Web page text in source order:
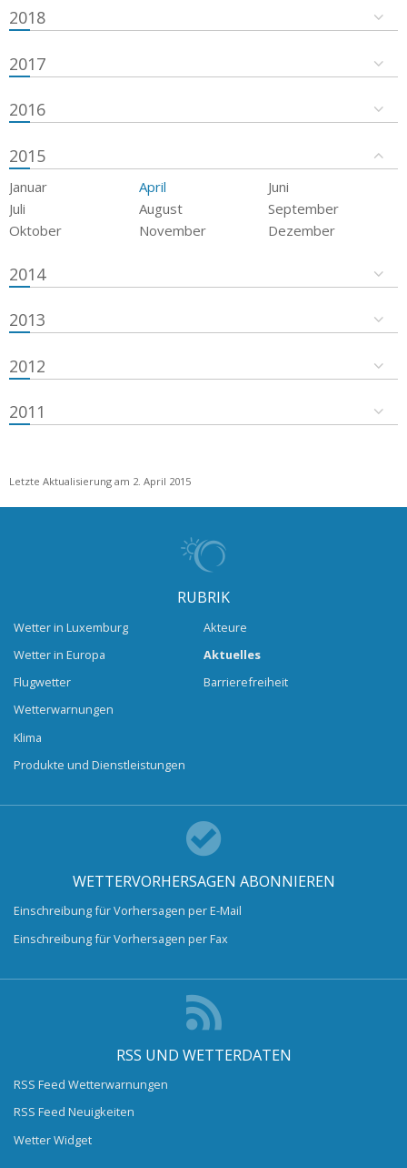
2018
2017
2016
2015
Januar April
Juni
Juli
August
September
Oktober
November Dezember
2014
2013
2012
2011
Letzte Aktualisierung am 2. April 2015
RUBRIK
Wetter in Luxemburg
Wetter in Europa
Flugwetter
Wetterwarnungen
Klima
Produkte und Dienstleistungen
Akteure
Aktuelles
Barrierefreiheit
WETTERVORHERSAGEN ABONNIEREN
Einschreibung für Vorhersagen per E-Mail
Einschreibung für Vorhersagen per Fax
RSS UND WETTERDATEN
RSS Feed Wetterwarnungen
RSS Feed Neuigkeiten
Wetter Widget